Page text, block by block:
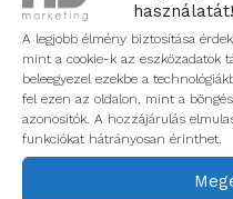
használatát!
A legjobb élmény biztosítása
mint a cookie-k az eszközadatok
beleegyezel ezekbe a
fel ezen az oldalon, mint a
azonosítók. A hozzájárulás
funkciókat hátrányosan érinthet.
Cégünk elfogadta
Harmadik